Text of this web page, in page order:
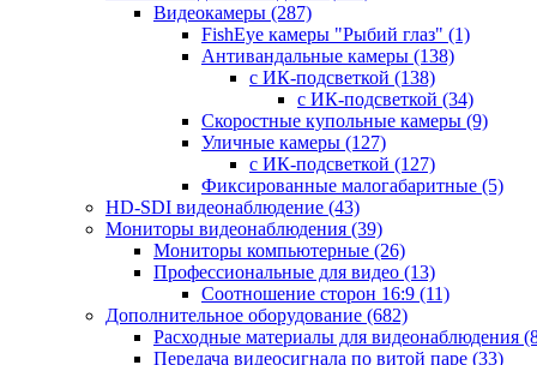
Видеокамеры (287)
FishEye камеры "Рыбий глаз" (1)
Антивандальные камеры (138)
с ИК-подсветкой (138)
с ИК-подсветкой (34)
Скоростные купольные камеры (9)
Уличные камеры (127)
с ИК-подсветкой (127)
Фиксированные малогабаритные (5)
HD-SDI видеонаблюдение (43)
Мониторы видеонаблюдения (39)
Мониторы компьютерные (26)
Профессиональные для видео (13)
Соотношение сторон 16:9 (11)
Дополнительное оборудование (682)
Расходные материалы для видеонаблюдения
Передача видеосигнала по витой паре (33)